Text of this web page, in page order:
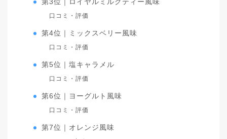
第3位｜ロイヤルミルクティー風味
口コミ・評価
第4位｜ミックスベリー風味
口コミ・評価
第5位｜塩キャラメル
口コミ・評価
第6位｜ヨーグルト風味
口コミ・評価
第7位｜オレンジ風味